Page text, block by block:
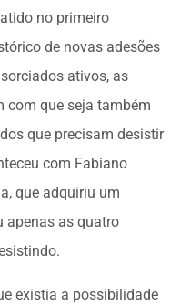
no primeiro
de novas adesões
ativos, as
com que seja também
que precisam desistir
com Fabiano
que adquiriu um
apenas as quatro
existia a possibilidade